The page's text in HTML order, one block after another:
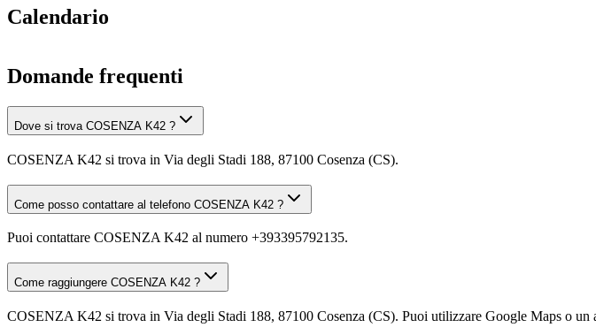
Calendario
Domande frequenti
Dove si trova COSENZA K42 ?
COSENZA K42 si trova in Via degli Stadi 188, 87100 Cosenza (CS).
Come posso contattare al telefono COSENZA K42 ?
Puoi contattare COSENZA K42 al numero +393395792135.
Come raggiungere COSENZA K42 ?
COSENZA K42 si trova in Via degli Stadi 188, 87100 Cosenza (CS). Puoi utilizzare Google Maps o un